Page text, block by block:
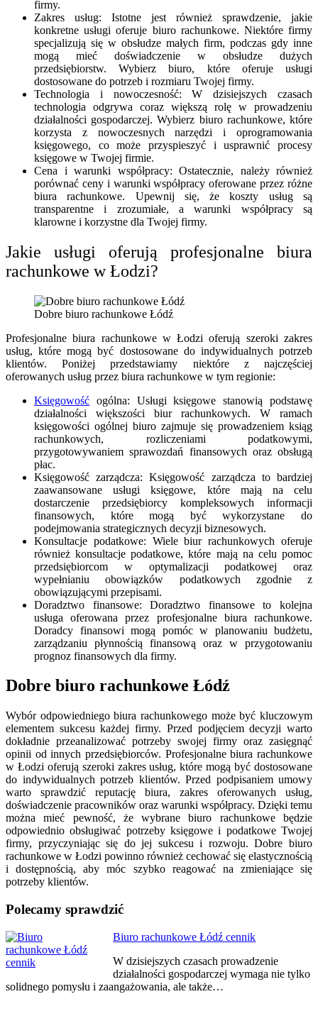
firmy.
Zakres usług: Istotne jest również sprawdzenie, jakie
konkretne usługi oferuje biuro rachunkowe. Niektóre firmy
specjalizują się w obsłudze małych firm, podczas gdy inne
mogą mieć doświadczenie w obsłudze dużych
przedsiębiorstw. Wybierz biuro, które oferuje usługi
dostosowane do potrzeb i rozmiaru Twojej firmy.
Technologia i nowoczesność: W dzisiejszych czasach
technologia odgrywa coraz większą rolę w prowadzeniu
działalności gospodarczej. Wybierz biuro rachunkowe, które
korzysta z nowoczesnych narzędzi i oprogramowania
księgowego, co może przyspieszyć i usprawnić procesy
księgowe w Twojej firmie.
Cena i warunki współpracy: Ostatecznie, należy również
porównać ceny i warunki współpracy oferowane przez różne
biura rachunkowe. Upewnij się, że koszty usług są
transparentne i zrozumiałe, a warunki współpracy są
klarowne i korzystne dla Twojej firmy.
Jakie usługi oferują profesjonalne biura
rachunkowe w Łodzi?
Dobre biuro rachunkowe Łódź
Profesjonalne biura rachunkowe w Łodzi oferują szeroki zakres
usług, które mogą być dostosowane do indywidualnych potrzeb
klientów. Poniżej przedstawiamy niektóre z najczęściej
oferowanych usług przez biura rachunkowe w tym regionie:
Księgowość ogólna: Usługi księgowe stanowią podstawę
działalności większości biur rachunkowych. W ramach
księgowości ogólnej biuro zajmuje się prowadzeniem ksiąg
rachunkowych, rozliczeniami podatkowymi,
przygotowywaniem sprawozdań finansowych oraz obsługą
płac.
Księgowość zarządcza: Księgowość zarządcza to bardziej
zaawansowane usługi księgowe, które mają na celu
dostarczenie przedsiębiorcy kompleksowych informacji
finansowych, które mogą być wykorzystane do
podejmowania strategicznych decyzji biznesowych.
Konsultacje podatkowe: Wiele biur rachunkowych oferuje
również konsultacje podatkowe, które mają na celu pomoc
przedsiębiorcom w optymalizacji podatkowej oraz
wypełnianiu obowiązków podatkowych zgodnie z
obowiązującymi przepisami.
Doradztwo finansowe: Doradztwo finansowe to kolejna
usługa oferowana przez profesjonalne biura rachunkowe.
Doradcy finansowi mogą pomóc w planowaniu budżetu,
zarządzaniu płynnością finansową oraz w przygotowaniu
prognoz finansowych dla firmy.
Dobre biuro rachunkowe Łódź
Wybór odpowiedniego biura rachunkowego może być kluczowym
elementem sukcesu każdej firmy. Przed podjęciem decyzji warto
dokładnie przeanalizować potrzeby swojej firmy oraz zasięgnąć
opinii od innych przedsiębiorców. Profesjonalne biura rachunkowe
w Łodzi oferują szeroki zakres usług, które mogą być dostosowane
do indywidualnych potrzeb klientów. Przed podpisaniem umowy
warto sprawdzić reputację biura, zakres oferowanych usług,
doświadczenie pracowników oraz warunki współpracy. Dzięki temu
można mieć pewność, że wybrane biuro rachunkowe będzie
odpowiednio obsługiwać potrzeby księgowe i podatkowe Twojej
firmy, przyczyniając się do jej sukcesu i rozwoju.Dobre biuro
rachunkowe w Łodzi powinno również cechować się elastycznością
i dostępnością, aby móc szybko reagować na zmieniające się
potrzeby klientów.
Polecamy sprawdzić
Biuro rachunkowe Łódź cennik
W dzisiejszych czasach prowadzenie
działalności gospodarczej wymaga nie tylko
solidnego pomysłu i zaangażowania, ale także…
Nawigacja
wpisu